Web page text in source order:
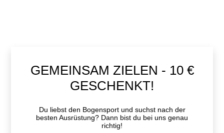
GEMEINSAM ZIELEN - 10 €
GESCHENKT!
Du liebst den Bogensport und suchst nach der
besten Ausrüstung? Dann bist du bei uns genau
richtig!